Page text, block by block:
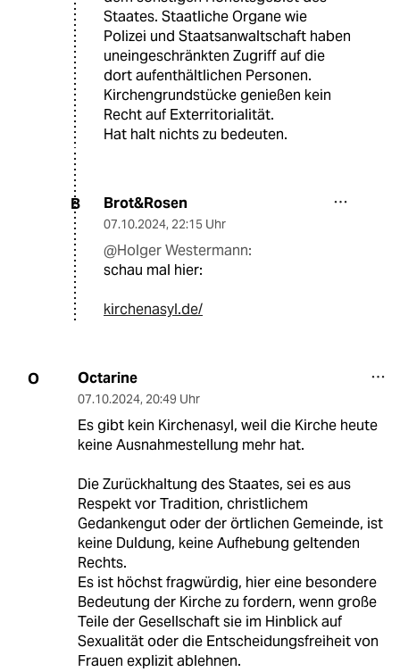
Staates. Staatliche Organe wie
Polizei und Staatsanwaltschaft haben
uneingeschränkten Zugriff auf die
dort aufenthältlichen Personen.
Kirchengrundstücke genießen kein
Recht auf Exterritorialität.
Hat halt nichts zu bedeuten.
B Brot&Rosen
07.10.2024, 22:15 Uhr
@Holger Westermann:
schau mal hier:
kirchenasyl.de/
O Octarine
07.10.2024, 20:49 Uhr
Es gibt kein Kirchenasyl, weil die Kirche heute
keine Ausnahmestellung mehr hat.
Die Zurückhaltung des Staates, sei es aus
Respekt vor Tradition, christlichem
Gedankengut oder der örtlichen Gemeinde, ist
keine Duldung, keine Aufhebung geltenden
Rechts.
Es ist höchst fragwürdig, hier eine besondere
Bedeutung der Kirche zu fordern, wenn große
Teile der Gesellschaft sie im Hinblick auf
Sexualität oder die Entscheidungsfreiheit von
Frauen explizit ablehnen.